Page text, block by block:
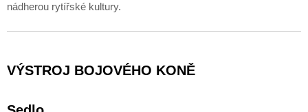
nádherou rytířské kultury.
VÝSTROJ BOJOVÉHO KONĚ